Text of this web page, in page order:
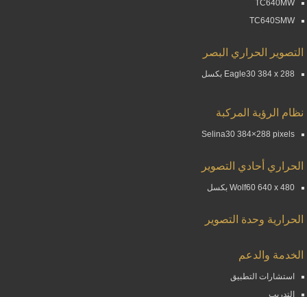
TC640MW
TC640SMW
التصوير الحراري البصر
Eagle30 384 x 288 بكسل
نظام الرؤية المركبة
Selina30 384×288 pixels
الحراري أحادي التصوير
Wolf60 640 x 480 بكسل
الحرارية وحدة التصوير
الخدمة والدعم
استشارات التطبيق
التدريب